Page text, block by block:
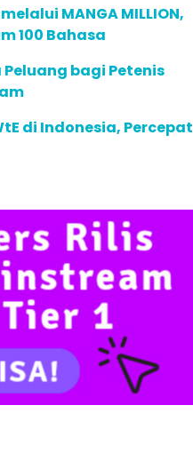
MANGA MILLION,
100 Bahasa
Peluang bagi Petenis
di Indonesia, Percepat